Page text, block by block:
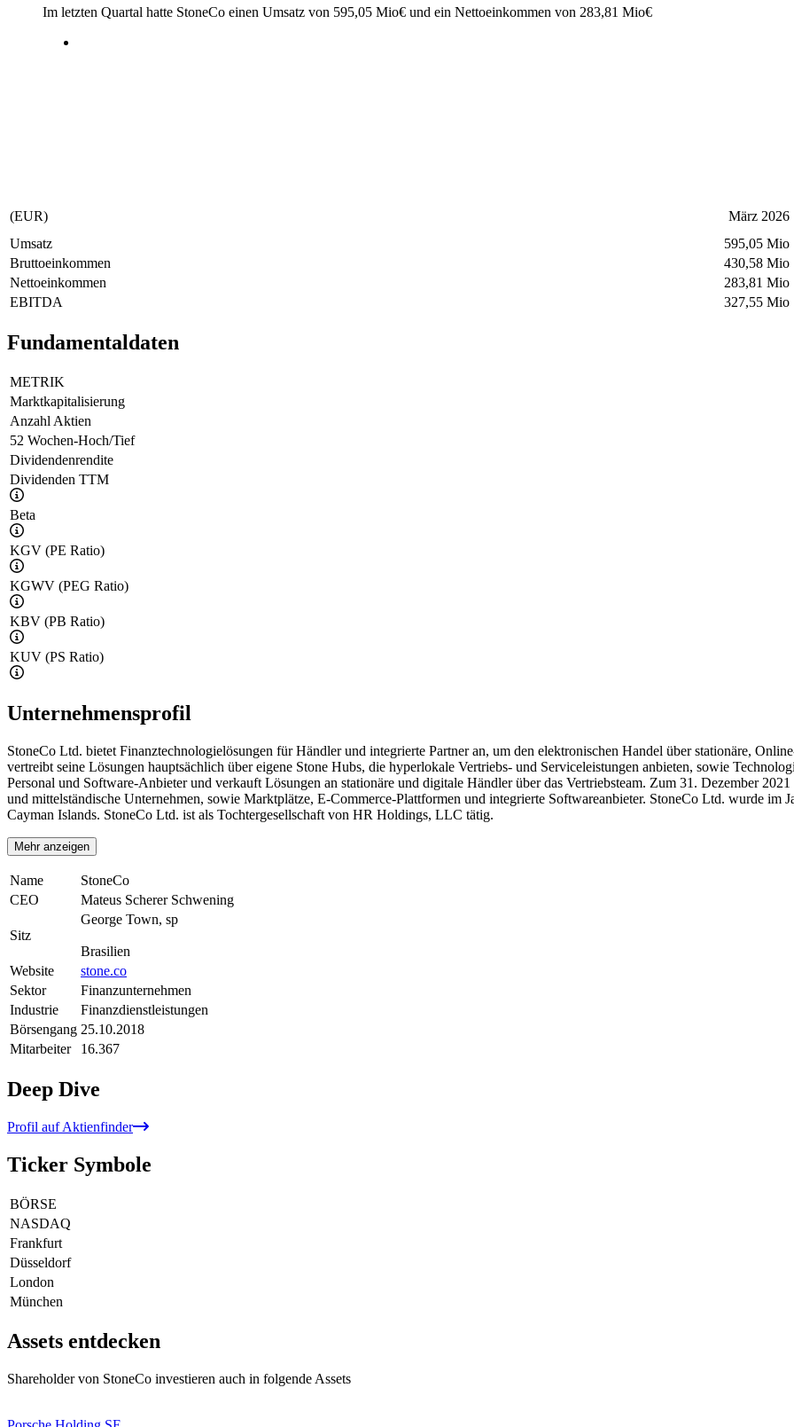
Im letzten Quartal hatte StoneCo einen Umsatz von 595,05 Mio€ und ein Nettoeinkommen von 283,81 Mio€
(EUR)
März 2026
Umsatz
595,05 Mio
Bruttoeinkommen
430,58 Mio
Nettoeinkommen
283,81 Mio
EBITDA
327,55 Mio
Fundamentaldaten
METRIK
Marktkapitalisierung
Anzahl Aktien
52 Wochen-Hoch/Tief
Dividendenrendite
Dividenden TTM
Beta
KGV (PE Ratio)
KGWV (PEG Ratio)
KBV (PB Ratio)
KUV (PS Ratio)
Unternehmensprofil
StoneCo Ltd. bietet Finanztechnologielösungen für Händler und integrierte Partner an, um den elektronischen Handel über stationäre,
vertreibt seine Lösungen hauptsächlich über eigene Stone Hubs, die hyperlokale Vertriebs- und Serviceleistungen anbieten, sowie
Personal und Software-Anbieter und verkauft Lösungen an stationäre und digitale Händler über das Vertriebsteam. Zum 31. Dezember
und mittelständische Unternehmen, sowie Marktplätze, E-Commerce-Plattformen und integrierte Softwareanbieter. StoneCo Ltd. wurde im
Cayman Islands. StoneCo Ltd. ist als Tochtergesellschaft von HR Holdings, LLC tätig.
Mehr anzeigen
Name
StoneCo
CEO
Mateus Scherer Schwening
Sitz
George Town, sp
Brasilien
Website
stone.co
Sektor
Finanzunternehmen
Industrie
Finanzdienstleistungen
Börsengang 25.10.2018
Mitarbeiter
16.367
Deep Dive
Profil auf Aktienfinder
Ticker Symbole
BÖRSE
NASDAQ
Frankfurt
Düsseldorf
London
München
Assets entdecken
Shareholder von StoneCo investieren auch in folgende Assets